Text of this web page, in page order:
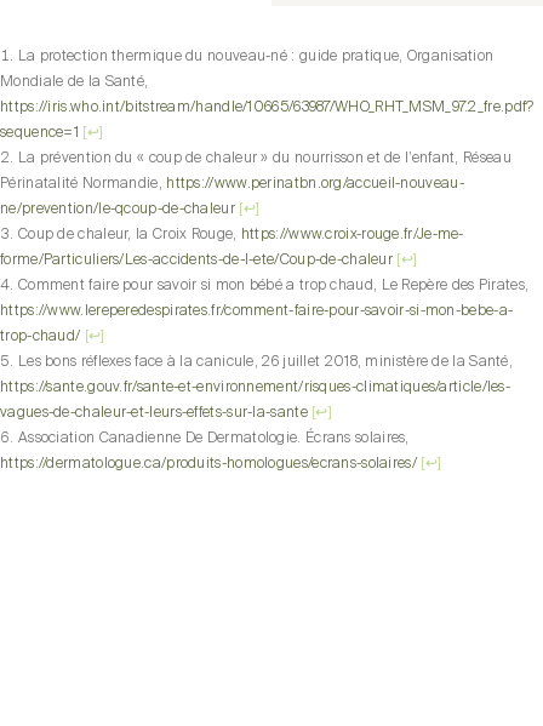
La protection thermique du nouveau-né : guide pratique, Organisation
Mondiale de la Santé,
https://iris.who.int/bitstream/handle/10665/63987/WHO_RHT_MSM_97.2_fre.pdf?
sequence=1
↩]
La prévention du « coup de chaleur » du nourrisson et de l’enfant, Réseau
Périnatalité Normandie, https://www.perinatbn.org/accueil-nouveau-
ne/prevention/le-qcoup-de-chaleur[ ↩]
Coup de chaleur, la Croix Rouge, https://www.croix-rouge.fr/Je-me-
forme/Particuliers/Les-accidents-de-l-ete/Coup-de-chaleur ↩
Comment faire pour savoir si mon bébé a trop chaud, Le Repère des Pirates,
https://www.lereperedespirates.fr/comment-faire-pour-savoir-si-mon-bebe-a-
trop-chaud/ ↩
Les bons réflexes face à la canicule, 26 juillet 2018, ministère de la Santé,
https://sante.gouv.fr/sante-et-environnement/risques-climatiques/article/les-
vagues-de-chaleur-et-leurs-effets-sur-la-sante[↩
Association Canadienne De Dermatologie. Écrans solaires,
https://dermatologue.ca/produits-homologues/ecrans-solaires/ ↩]